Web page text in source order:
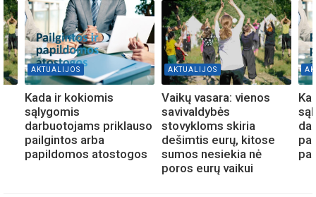
AKTUALIJOS
Kada ir kokiomis
sąlygomis
darbuotojams priklauso
pailgintos arba
papildomos atostogos
AKTUALIJOS
Vaikų vasara: vienos
savivaldybės
stovykloms skiria
dešimtis eurų, kitose
sumos nesiekia nė
poros eurų vaikui